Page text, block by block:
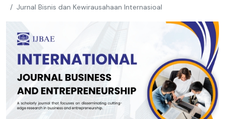
Jurnal Bisnis dan Kewirausahaan Internasioal